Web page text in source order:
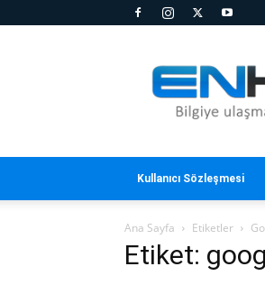
Kullanıcı Sözleşmesi
Ana Sayfa Etiketler
Etiket: